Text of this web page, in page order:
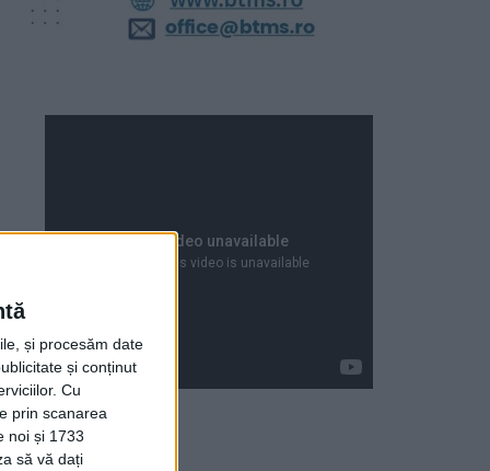
și procesăm date
și conținut
Cu
prin scanarea
noi și 1733
să vă dați